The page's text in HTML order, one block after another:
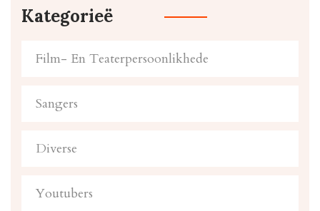
Kategorieë
Film- En Teaterpersoonlikhede
Sangers
Diverse
Youtubers